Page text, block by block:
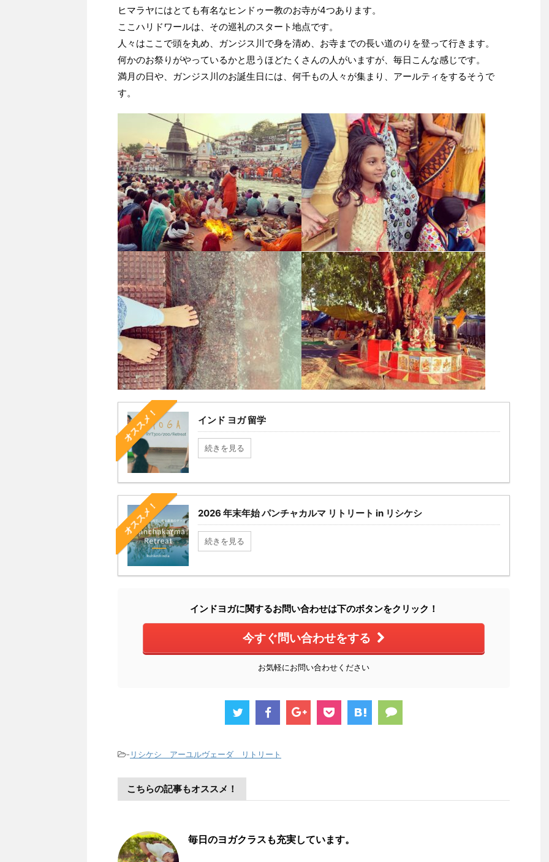
ヒマラヤにはとても有名なヒンドゥー教のお寺が4つあります。
ここハリドワールは、その巡礼のスタート地点です。
人々はここで頭を丸め、ガンジス川で身を清め、お寺までの長い道のりを登って行きます。
何かのお祭りがやっているかと思うほどたくさんの人がいますが、毎日こんな感じです。
満月の日や、ガンジス川のお誕生日には、何千もの人々が集まり、アールティをするそうで
す。
オススメ！ インド ヨガ 留学
続きを見る
オススメ！ 2026 年末年始 パンチャカルマ リトリート in リシケシ
続きを見る
インドヨガに関するお問い合わせは下のボタンをクリック！
今すぐ問い合わせをする
お気軽にお問い合わせください
- リシケシ アーユルヴェーダ リトリート
こちらの記事もオススメ！
毎日のヨガクラスも充実しています。